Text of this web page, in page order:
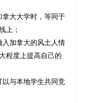
拿大大学时，等同于
上；
加拿大的风土人情
程度上提高自己的
与本地学生共同竞